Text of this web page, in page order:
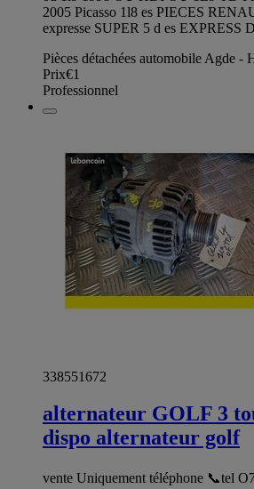
2005 Picasso 1l8 es PIECES
expresse SUPER 5 d es EXPRESS
Pièces détachées automobile Agde -
Prix€1
Professionnel
338551672
alternateur GOLF 3
dispo alternateur golf
vente Uniquement téléphone 📞tel